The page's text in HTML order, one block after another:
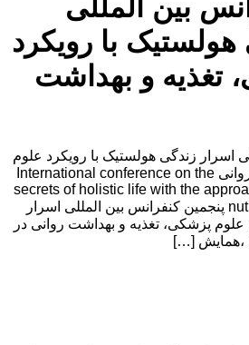
بین المللی
هولستیک با رویکرد
تغذیه و بهداشت
اسرار زندگی هولستیک با رویکرد علوم
پزشکی، تغذیه و بهداشت روانی International conference on the
secrets of holistic life with the
nutrition and mental health پنجمین کنفرانس بین المللی اسرار
علوم پزشکی، تغذیه و بهداشت روانی در